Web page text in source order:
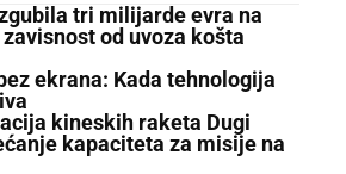
tri milijarde evra na
od uvoza košta
ekrana: Kada tehnologija
kineskih raketa Dugi
kapaciteta za misije na